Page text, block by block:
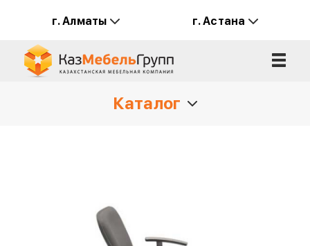
г. Алматы г. Астана
Каталог